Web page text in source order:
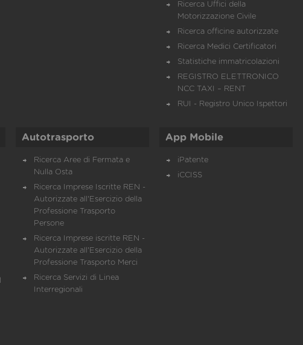
Ricerca Uffici della
Motorizzazione Civile
Ricerca officine autorizzate
Ricerca Medici Certificatori
Statistiche immatricolazioni
REGISTRO ELETTRONICO
NCC TAXI – RENT
RUI - Registro Unico Ispettori
Autotrasporto
Ricerca Aree di Fermata e
Nulla Osta
Ricerca Imprese Iscritte REN -
Autorizzate all'Esercizio della
Professione Trasporto
Persone
Ricerca Imprese iscritte REN -
Autorizzate all'Esercizio della
Professione Trasporto Merci
Ricerca Servizi di Linea
Interregionali
App Mobile
iPatente
iCCISS